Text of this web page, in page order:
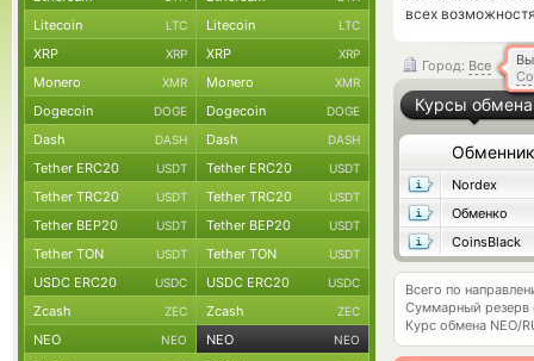
всех
Город: Все
Курсы обмена
Обменник
Nordex
Обменко
CoinsBlack
Всего по
Суммарный резерв
Курс обмена NEO/
Litecoin LTC Litecoin LTC
XRP XRP XRP XRP
Monero XMR Monero XMR
Dogecoin DOGE Dogecoin DOGE
Dash DASH Dash DASH
Tether ERC20 USDT Tether ERC20 USDT
Tether TRC20 USDT Tether TRC20 USDT
Tether BEP20 USDT Tether BEP20 USDT
Tether TON USDT Tether TON USDT
USDC ERC20 USDC USDC ERC20 USDC
Zcash ZEC Zcash ZEC
NEO NEO NEO NEO